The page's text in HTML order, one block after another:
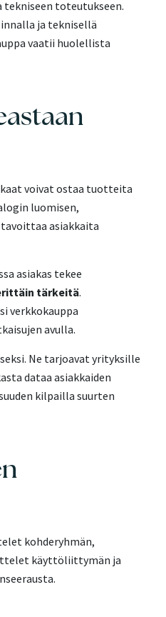
toteutukseen.
ja teknisellä
vaatii huolellista
voivat ostaa tuotteita
luomisen,
asiakkaita
asiakas tekee
tärkeitä.
verkkokauppa
avulla.
Ne tarjoavat yrityksille
dataa asiakkaiden
kilpailla suurten
kohderyhmän,
käyttöliittymän ja